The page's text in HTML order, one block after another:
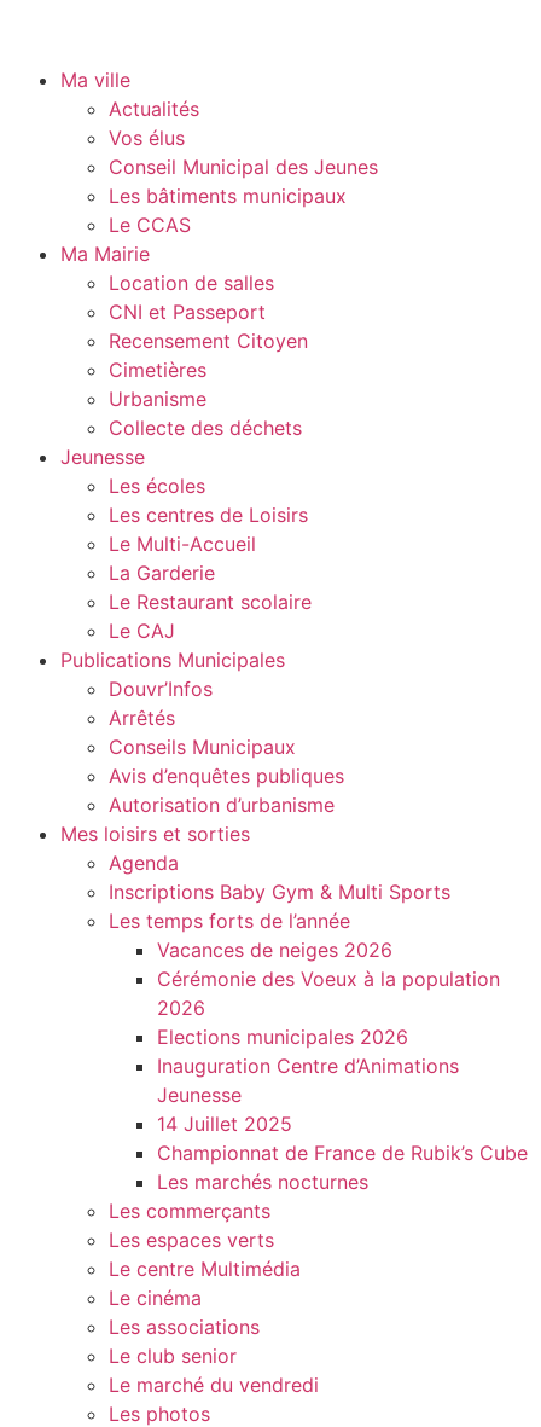
Ma ville
Actualités
Vos élus
Conseil Municipal des Jeunes
Les bâtiments municipaux
Le CCAS
Ma Mairie
Location de salles
CNI et Passeport
Recensement Citoyen
Cimetières
Urbanisme
Collecte des déchets
Jeunesse
Les écoles
Les centres de Loisirs
Le Multi-Accueil
La Garderie
Le Restaurant scolaire
Le CAJ
Publications Municipales
Douvr’Infos
Arrêtés
Conseils Municipaux
Avis d’enquêtes publiques
Autorisation d’urbanisme
Mes loisirs et sorties
Agenda
Inscriptions Baby Gym & Multi Sports
Les temps forts de l’année
Vacances de neiges 2026
Cérémonie des Voeux à la population
2026
Elections municipales 2026
Inauguration Centre d’Animations
Jeunesse
14 Juillet 2025
Championnat de France de Rubik’s Cube
Les marchés nocturnes
Les commerçants
Les espaces verts
Le centre Multimédia
Le cinéma
Les associations
Le club senior
Le marché du vendredi
Les photos